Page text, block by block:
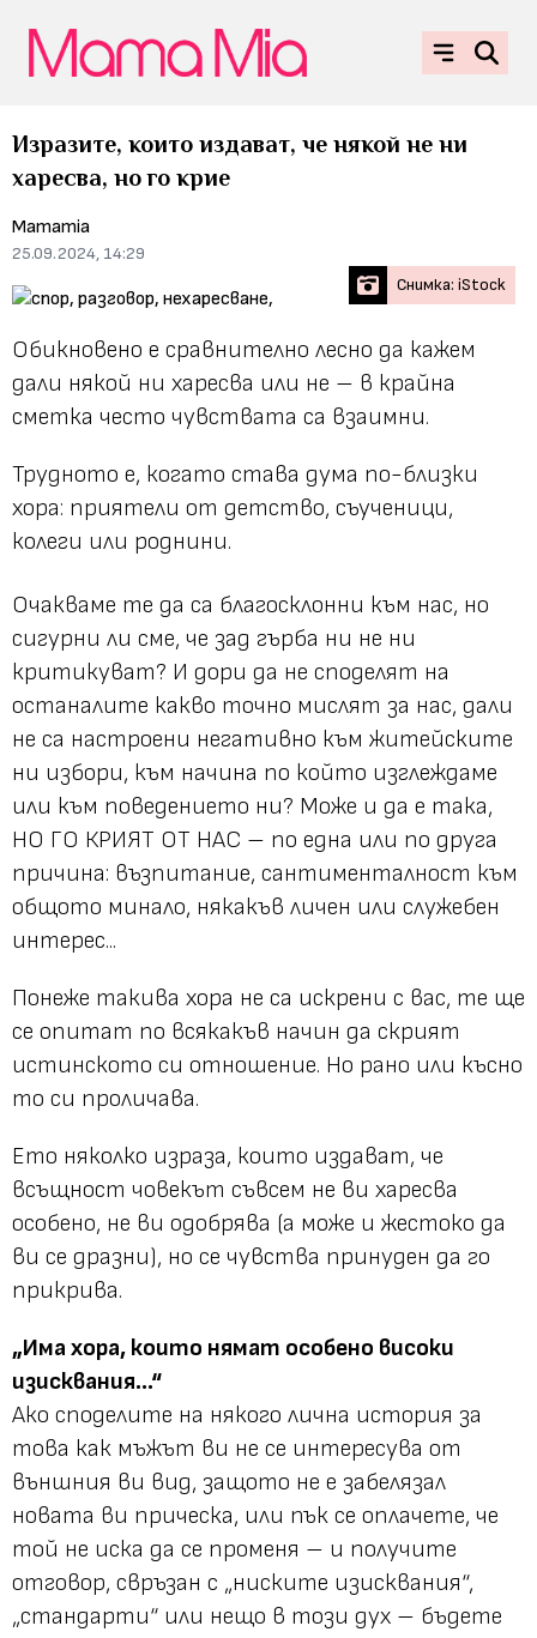
Изразите, които издават, че някой не ни
харесва, но го крие
Mamamia
25.09.2024, 14:29
Снимка: iStock
Обикновено е сравнително лесно да кажем
дали някой ни харесва или не – в крайна
сметка често чувствата са взаимни.
Трудното е, когато става дума по-близки
хора: приятели от детство, съученици,
колеги или роднини.
Очакваме те да са благосклонни към нас, но
сигурни ли сме, че зад гърба ни не ни
критикуват? И дори да не споделят на
останалите какво точно мислят за нас, дали
не са настроени негативно към житейските
ни избори, към начина по който изглеждаме
или към поведението ни? Може и да е така,
НО ГО КРИЯТ ОТ НАС – по една или по друга
причина: възпитание, сантименталност към
общото минало, някакъв личен или служебен
интерес...
Понеже такива хора не са искрени с вас, те ще
се опитат по всякакъв начин да скрият
истинското си отношение. Но рано или късно
то си проличава.
Ето няколко израза, които издават, че
всъщност човекът съвсем не ви харесва
особено, не ви одобрява (а може и жестоко да
ви се дразни), но се чувства принуден да го
прикрива.
„Има хора, които нямат особено високи
изисквания...“
Ако споделите на някого лична история за
това как мъжът ви не се интересува от
външния ви вид, защото не е забелязал
новата ви прическа, или пък се оплачете, че
той не иска да се променя – и получите
отговор, свръзан с „ниските изисквания“,
„стандарти“ или нещо в този дух – бъдете